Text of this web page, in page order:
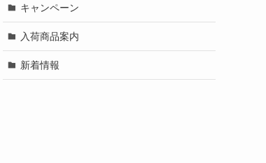
キャンペーン
入荷商品案内
新着情報